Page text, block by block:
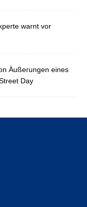
warnt vor
Äußerungen eines
Day